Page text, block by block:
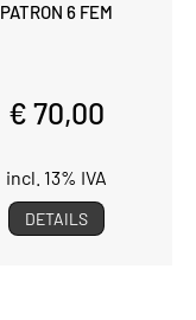
PATRON 6 FEM
€ 70,00
incl. 13% IVA
DETAILS